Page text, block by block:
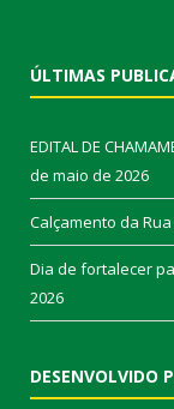
ÚLTIMAS
EDITAL DE
de maio de 2026
Calçamento da
Dia de fortalecer
2026
DESENVOLVIDO